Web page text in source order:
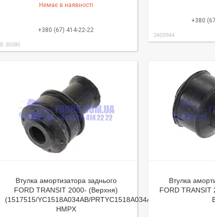
Немає в наявності
+380 (67) 414-22-22
B 30585
+380
2403944
Втулка амортизатора заднього
FORD TRANSIT 2000- (Верхня)
(1517515/YC1518A034AB/PRTYC1518A034AB)
HMPX
Втулка
FORD TRANSIT